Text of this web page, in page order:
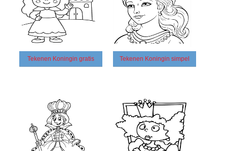
Tekenen Koningin gratis Tekenen Koningin simpel